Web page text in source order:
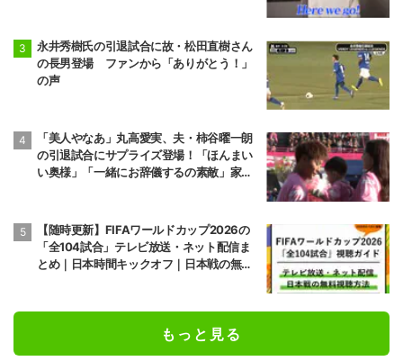
永井秀樹氏の引退試合に故・松田直樹さん
の長男登場 ファンから「ありがとう！」
の声
「美人やなあ」丸高愛実、夫・柿谷曜一朗
の引退試合にサプライズ登場！「ほんまい
い奥様」「一緒にお辞儀するの素敵」家族
【随時更新】FIFAワールドカップ2026の
「全104試合」テレビ放送・ネット配信ま
とめ｜日本時間キックオフ｜日本戦の無料
もっと見る